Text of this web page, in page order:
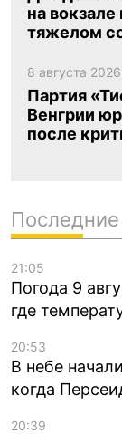
на
тяжелом
8 августа 2026
Партия
Венгрии
после
21:05
Погода 9
где
20:53
В небе
когда
20:39